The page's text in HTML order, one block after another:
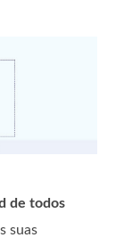
de todos
suas